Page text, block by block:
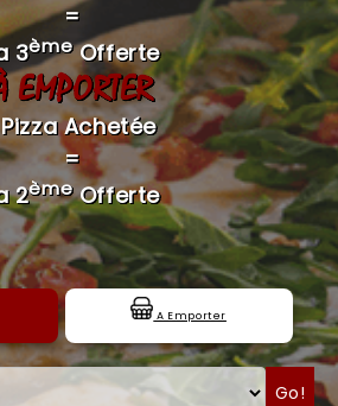
=
3èmeOfferte
EMPORTER
Pizza Achetée
=
2èmeOfferte
A Emporter
Go!